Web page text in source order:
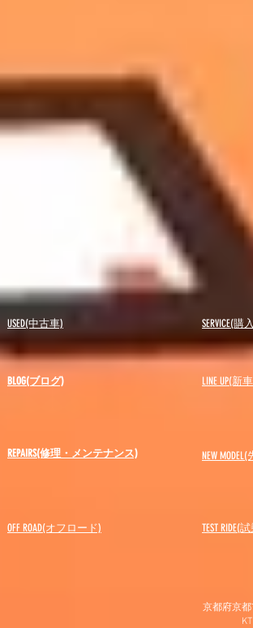
USED(中古車)
BLOG(ブログ)
SERVICE(
LINE UP(新
REPAIRS(修理・メンテナンス) NEW MODEL(
OFF ROAD(オフロード) ​TEST RIDE(
京都府京